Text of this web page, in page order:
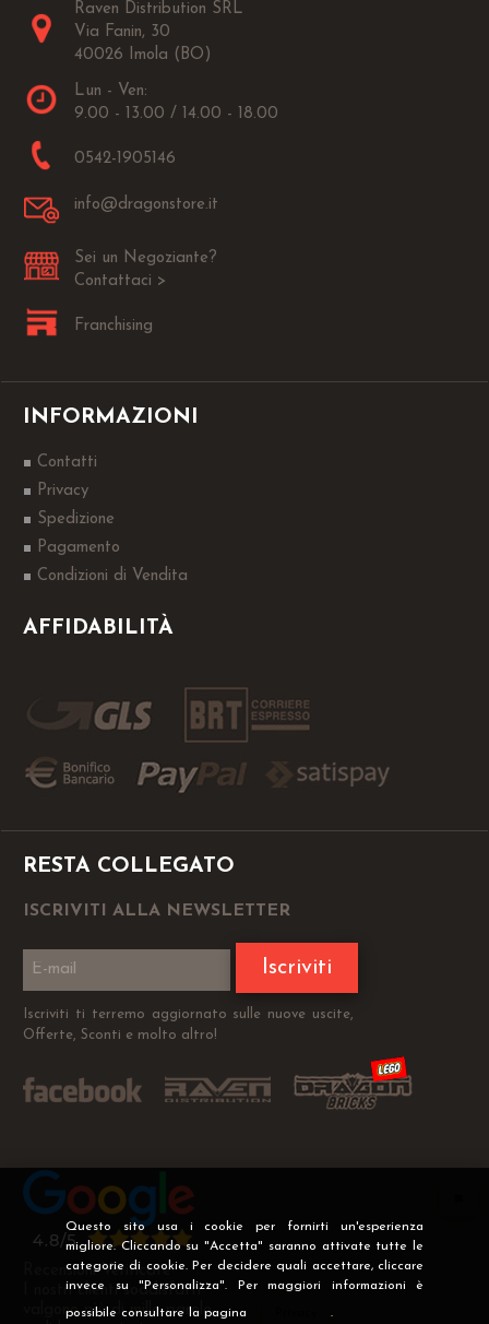
Questo sito usa i cookie per fornirti un'esperienza
migliore. Cliccando su "Accetta" saranno attivate tutte le
categorie di cookie. Per decidere quali accettare, cliccare
invece su "Personalizza". Per maggiori informazioni è
possibile consultare la pagina .
Raven Distribution SRL
Via Fanin, 30
40026 Imola (BO)
Lun - Ven:
9.00 - 13.00 / 14.00 - 18.00
0542-1905146
info@dragonstore.it
Sei un Negoziante?
Contattaci >
Franchising
INFORMAZIONI
Contatti
Privacy
Spedizione
Pagamento
Condizioni di Vendita
AFFIDABILITÀ
RESTA COLLEGATO
ISCRIVITI ALLA NEWSLETTER
Iscriviti
Iscriviti ti terremo aggiornato sulle nuove uscite,
Offerte, Sconti e molto altro!
Recensioni Verificate
I nostri clienti soddisfatti
valgono più di mille parole